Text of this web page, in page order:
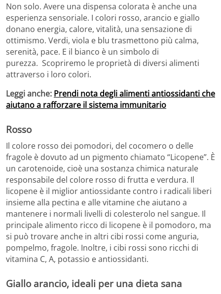
Non solo. Avere una dispensa colorata è anche una
esperienza sensoriale. I colori rosso, arancio e giallo
donano energia, calore, vitalità, una sensazione di
ottimismo. Verdi, viola e blu trasmettono più calma,
serenità, pace. E il bianco è un simbolo di
purezza. Scopriremo le proprietà di diversi alimenti
attraverso i loro colori.
Leggi anche: Prendi nota degli alimenti antiossidanti che
aiutano a rafforzare il sistema immunitario
Rosso
Il colore rosso dei pomodori, del cocomero o delle
fragole è dovuto ad un pigmento chiamato “Licopene”. È
un carotenoide, cioè una sostanza chimica naturale
responsabile del colore rosso di frutta e verdura. Il
licopene è il miglior antiossidante contro i radicali liberi
insieme alla pectina e alle vitamine che aiutano a
mantenere i normali livelli di colesterolo nel sangue. Il
principale alimento ricco di licopene è il pomodoro, ma
si può trovare anche in altri cibi rossi come anguria,
pompelmo, fragole. Inoltre, i cibi rossi sono ricchi di
vitamina C, A, potassio e antiossidanti.
Giallo arancio, ideali per una dieta sana